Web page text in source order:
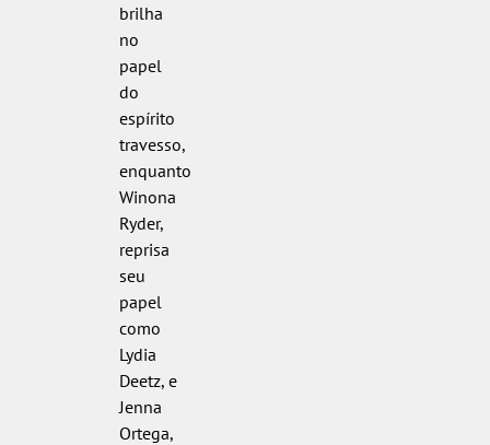
brilha
no
papel
do
espírito
travesso,
enquanto
Winona
Ryder,
reprisa
seu
papel
como
Lydia
Deetz, e
Jenna
Ortega,